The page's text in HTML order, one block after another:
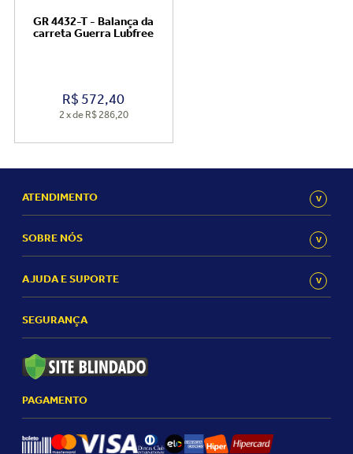
GR 4432-T - Balança da
carreta Guerra Lubfree
R$ 572,40
2 xde R$ 286,20
ATENDIMENTO
SOBRE NÓS
AJUDA E SUPORTE
SEGURANÇA
PAGAMENTO